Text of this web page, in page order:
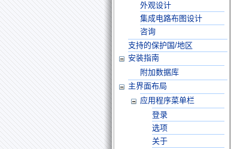
外观设计
集成电路布图设计
咨询
支持的保护国/地区
安装指南
附加数据库
主界面布局
应用程序菜单栏
登录
选项
关于